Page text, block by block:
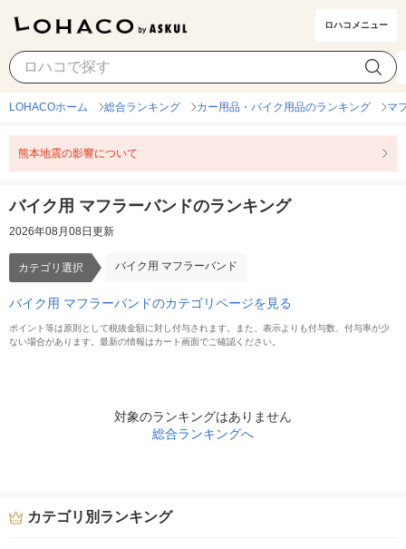
ロハコメニュー
バイク用 マフラーバンド カテゴリ選択
LOHACOホーム 総合ランキング カー用品・バイク用品のランキング マ
熊本地震の影響について
バイク用 マフラーバンドのランキング
2026年08月08日更新
カテゴリ選択 バイク用 マフラーバンド
バイク用 マフラーバンドのカテゴリページを見る
ポイント等は原則として税抜金額に対し付与されます。また、表示よりも付与数、付与率が少
ない場合があります。最新の情報はカート画面でご確認ください。
対象のランキングはありません
総合ランキングへ
カテゴリ別ランキング